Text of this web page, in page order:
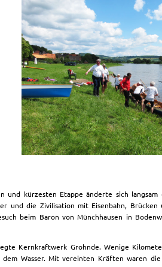
kürzesten Etappe änderte sich langsam
und die Zivilisation mit Eisenbahn,
beim Baron von Münchhausen in
Kernkraftwerk Grohnde. Wenige
Wasser. Mit vereinten Kräften waren